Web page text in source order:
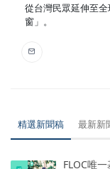
從台灣民眾延伸至
窗」。
精選新聞稿 最新新
FLOC唯